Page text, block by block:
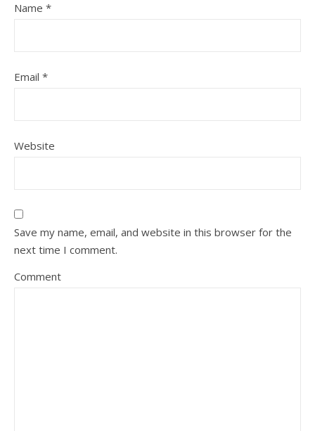
Name *
Email *
Website
Save my name, email, and website in this browser for the
next time I comment.
Comment